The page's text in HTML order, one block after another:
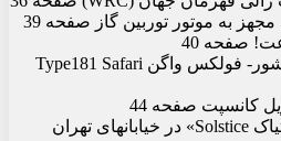
به موتور توربین گاز صفحه 39
صفحه 40
معرفی اتومبیل‏های کلاسیک کشور- فولکس واگن Type181 Safari
کانسپت صفحه 44
تجربه رانندگی با اتومبیل «پونتیاک Solstice» در خیابان‏های تهران